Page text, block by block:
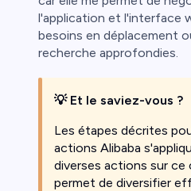
l'application et l'interface
besoins en déplacement
recherche approfondies.
💡 Et le saviez-vous ?
Les étapes décrites
actions Alibaba
diverses actions sur ce
permet de diversifier